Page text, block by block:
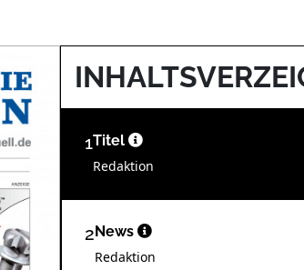
1Titel
Redaktion
2News
Redaktion